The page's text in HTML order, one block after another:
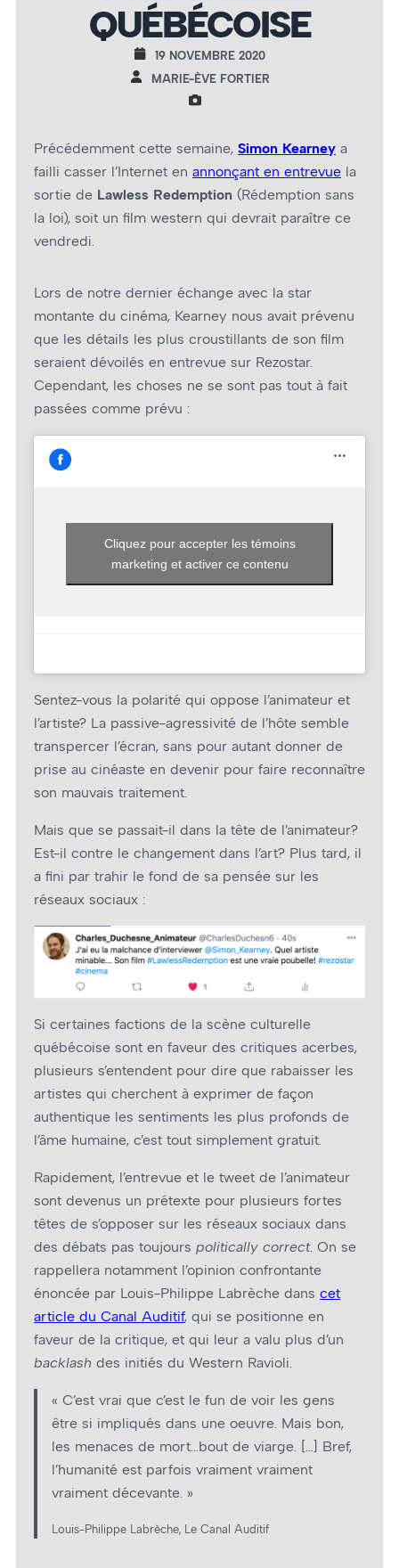
QUÉBÉCOISE
19 NOVEMBRE 2020
MARIE-ÈVE FORTIER
Précédemment cette semaine, Simon Kearney a
failli casser l’Internet en annonçant en entrevue la
sortie de Lawless Redemption (Rédemption sans
la loi), soit un film western qui devrait paraître ce
vendredi.
Lors de notre dernier échange avec la star
montante du cinéma, Kearney nous avait prévenu
que les détails les plus croustillants de son film
seraient dévoilés en entrevue sur Rezostar.
Cependant, les choses ne se sont pas tout à fait
passées comme prévu :
Cliquez pour accepter les témoins
marketing et activer ce contenu
Sentez-vous la polarité qui oppose l’animateur et
l’artiste? La passive-agressivité de l’hôte semble
transpercer l’écran, sans pour autant donner de
prise au cinéaste en devenir pour faire reconnaître
son mauvais traitement.
Mais que se passait-il dans la tête de l’animateur?
Est-il contre le changement dans l’art? Plus tard, il
a fini par trahir le fond de sa pensée sur les
réseaux sociaux :
Si certaines factions de la scène culturelle
québécoise sont en faveur des critiques acerbes,
plusieurs s’entendent pour dire que rabaisser les
artistes qui cherchent à exprimer de façon
authentique les sentiments les plus profonds de
l’âme humaine, c’est tout simplement gratuit.
Rapidement, l’entrevue et le tweet de l’animateur
sont devenus un prétexte pour plusieurs fortes
têtes de s’opposer sur les réseaux sociaux dans
des débats pas toujours politically correct. On se
rappellera notamment l’opinion confrontante
énoncée par Louis-Philippe Labrèche dans cet
article du Canal Auditif, qui se positionne en
faveur de la critique, et qui leur a valu plus d’un
backlash des initiés du Western Ravioli.
« C’est vrai que c’est le fun de voir les gens
être si impliqués dans une oeuvre. Mais bon,
les menaces de mort…bout de viarge. […] Bref,
l’humanité est parfois vraiment vraiment
vraiment décevante. »
Louis-Philippe Labrèche, Le Canal Auditif